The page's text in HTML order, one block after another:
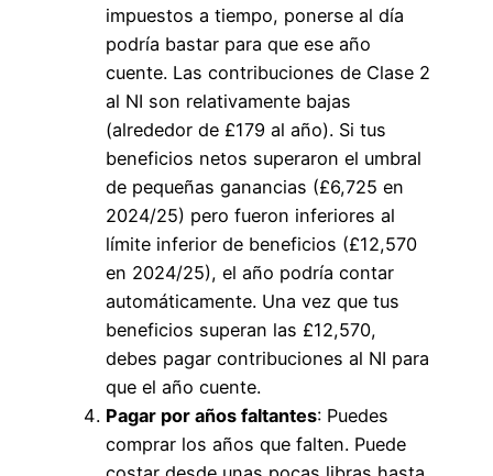
impuestos a tiempo, ponerse al día
podría bastar para que ese año
cuente. Las contribuciones de Clase 2
al NI son relativamente bajas
(alrededor de £179 al año). Si tus
beneficios netos superaron el umbral
de pequeñas ganancias (£6,725 en
2024/25) pero fueron inferiores al
límite inferior de beneficios (£12,570
en 2024/25), el año podría contar
automáticamente. Una vez que tus
beneficios superan las £12,570,
debes pagar contribuciones al NI para
que el año cuente.
Pagar por años faltantes: Puedes
comprar los años que falten. Puede